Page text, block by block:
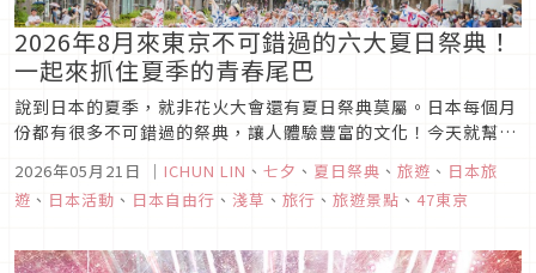
2026年8月來東京不可錯過的六大夏日祭典！
一起來抓住夏季的青春尾巴
說到日本的夏季，就非花火大會還有夏日祭典莫屬。日本每個月
份都有很多不可錯過的祭典，讓人體驗豐富的文化！今天就幫大
安排行程的參考！
2026年05月21日 ｜ ICHUN LIN 、 七夕 、 夏日祭典 、 旅遊 、 日本旅
遊 、 日本活動 、 日本自由行 、 淺草 、 旅行 、 旅遊景點 、 47東京